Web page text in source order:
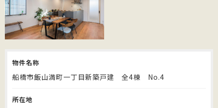
物件名称
船橋市飯山満町一丁目新築戸建 全4棟 No.4
所在地